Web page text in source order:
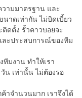
วามมาตรฐาน และ
าดเท่ากัน ไม่บิดเบี้ยว
ดตั้ง รั้วคาวบอยจะ
ะประสบการณ์ของทีม
มงาน ทำให้เรา
น เท่านั้น ไม่ต้องรอ
ค้าจำนวนมาก เราจึงได้